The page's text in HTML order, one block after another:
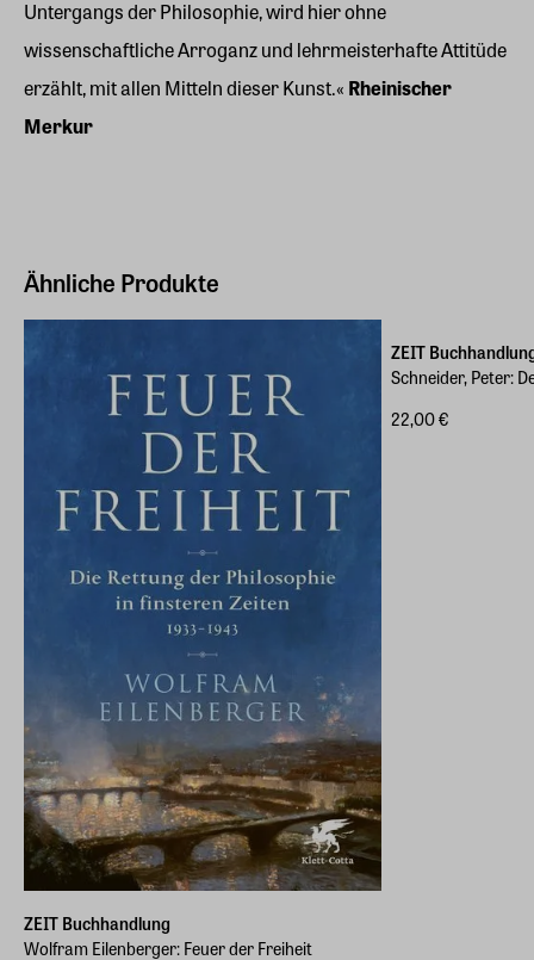
Untergangs der Philosophie, wird hier ohne
wissenschaftliche Arroganz und lehrmeisterhafte Attitüde
erzählt, mit allen Mitteln dieser Kunst.« Rheinischer
Merkur
Ähnliche Produkte
ZEIT Buchhandlung
Wolfram Eilenberger: Feuer der Freiheit
ZEIT
Schneider, Peter:
22,00 €